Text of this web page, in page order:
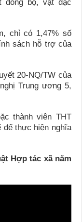
đồng bộ, vật đặc
chỉ có 1,47% số
sách hỗ trợ của
20-NQ/TW của
Trung ương 5,
thành viên THT
để thực hiện nghĩa
Hợp tác xã năm